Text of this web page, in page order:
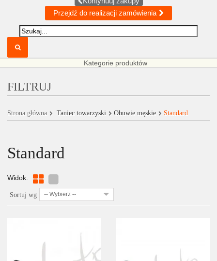
Przejdź do realizacji zamówienia
Kategorie produktów
FILTRUJ
Strona główna Taniec towarzyski Obuwie męskie Standard
Standard
Widok:
Sortuj wg -- Wybierz --